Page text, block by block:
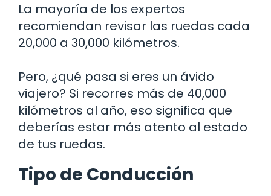
La mayoría de los expertos
recomiendan revisar las ruedas cada
20,000 a 30,000 kilómetros.
Pero, ¿qué pasa si eres un ávido
viajero? Si recorres más de 40,000
kilómetros al año, eso significa que
deberías estar más atento al estado
de tus ruedas.
Tipo de Conducción